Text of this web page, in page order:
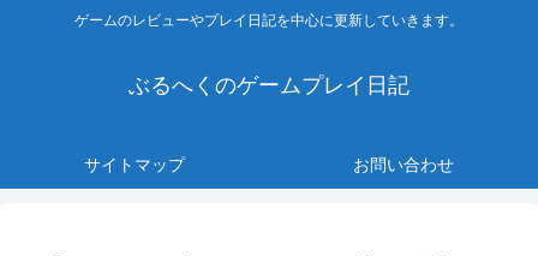
ゲームのレビューやプレイ日記を中心に更新していきます。
ぶるへくのゲームプレイ日記
サイトマップ お問い合わせ